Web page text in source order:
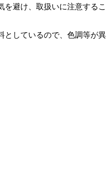
避け、取扱いに注意するこ
しているので、色調等が異